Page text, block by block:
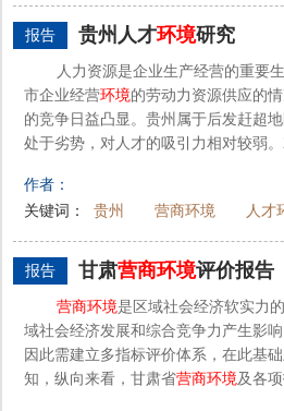
报告 贵州人才环境研究
人力资源是企业生产经营的重要
市企业经营环境的劳动力资源供应的
的竞争日益凸显。贵州属于后发赶超
处于劣势，对人才的吸引力相对较弱
作者：
关键词：
贵州 营商环境 人才
报告 甘肃营商环境评价报告
营商环境是区域社会经济软实力
域社会经济发展和综合竞争力产生影响
因此需建立多指标评价体系，在此基
知，纵向来看，甘肃省营商环境及各